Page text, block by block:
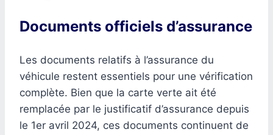
Documents officiels d’assurance
Les documents relatifs à l’assurance du
véhicule restent essentiels pour une vérification
complète. Bien que la carte verte ait été
remplacée par le justificatif d’assurance depuis
le 1er avril 2024, ces documents continuent de